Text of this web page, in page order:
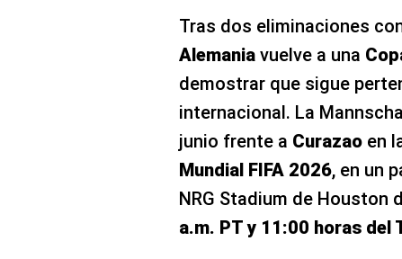
Tras dos eliminaciones
Alemaniavuelve a una
demostrar que sigue
internacional. La
junio frente a Curazaoen
Mundial FIFA 2026, en un
NRG Stadium de Houston
a.m. PT y 11:00 horas del